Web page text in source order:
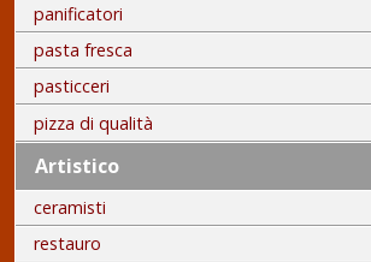
panificatori
pasta fresca
pasticceri
pizza di qualità
Artistico
ceramisti
restauro